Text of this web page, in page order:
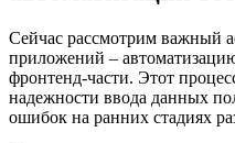
Сейчас рассмотрим важный
приложений –
фронтенд-части. Этот
надежности ввода данных
ошибок на ранних стадиях